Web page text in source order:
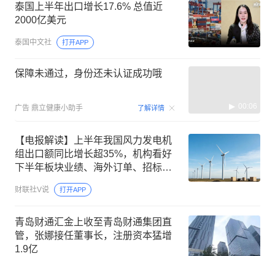
泰国上半年出口增长17.6% 总值近
2000亿美元
泰国中文社 打开APP
保障未通过，身份还未认证成功哦
广告 鼎立健康小助手 了解详情 00:06
【电报解读】上半年我国风力发电机
组出口额同比增长超35%，机构看好
下半年板块业绩、海外订单、招标需
求三重维度共振，这家公司上月签订
海外2GW风电机组订单
财联社V说 打开APP
青岛财通汇金上收至青岛财通集团直
管，张娜接任董事长，注册资本猛增
1.9亿